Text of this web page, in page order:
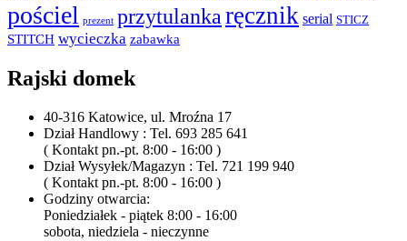
pościel prezent przytulankaręcznik serial STICZ
STITCH wycieczka zabawka
Rajski domek
40-316 Katowice, ul. Mroźna 17
Dział Handlowy : Tel. 693 285 641
( Kontakt pn.-pt. 8:00 - 16:00 )
Dział Wysyłek/Magazyn : Tel. 721 199 940
( Kontakt pn.-pt. 8:00 - 16:00 )
Godziny otwarcia:
Poniedziałek - piątek 8:00 - 16:00
sobota, niedziela - nieczynne